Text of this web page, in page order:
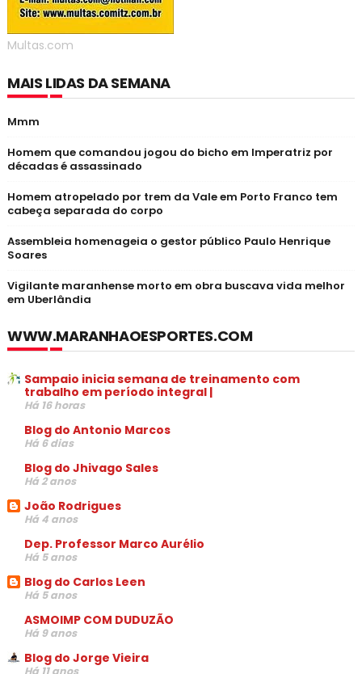
Multas.com
MAIS LIDAS DA SEMANA
Mmm
Homem que comandou jogou do bicho em Imperatriz por
décadas é assassinado
Homem atropelado por trem da Vale em Porto Franco tem
cabeça separada do corpo
Assembleia homenageia o gestor público Paulo Henrique
Soares
Vigilante maranhense morto em obra buscava vida melhor
em Uberlândia
WWW.MARANHAOESPORTES.COM
Sampaio inicia semana de treinamento com
trabalho em período integral |
Há 16 horas
Blog do Antonio Marcos
Há 6 dias
Blog do Jhivago Sales
Há 2 anos
João Rodrigues
Há 4 anos
Dep. Professor Marco Aurélio
Há 5 anos
Blog do Carlos Leen
Há 5 anos
ASMOIMP COM DUDUZÃO
Há 9 anos
Blog do Jorge Vieira
Há 11 anos